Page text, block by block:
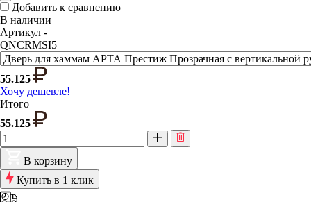
Добавить к сравнению
В наличии
Артикул -
QNCRMSI5
55.125
Хочу дешевле!
Итого
55.125
В корзину
Купить в 1 клик